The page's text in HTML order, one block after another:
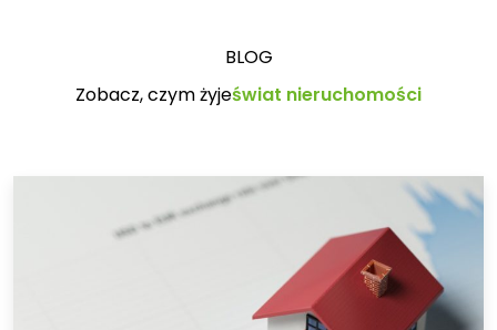
BLOG
Zobacz, czym żyjeświat nieruchomości